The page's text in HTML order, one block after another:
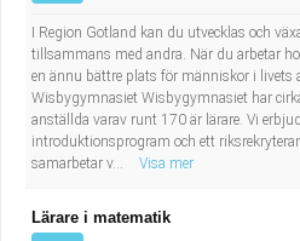
I Region Gotland kan du utvecklas och
tillsammans med andra. När du arbetar
en ännu bättre plats för människor i livets
Wisbygymnasiet Wisbygymnasiet har
anställda varav runt 170 är lärare. Vi
introduktionsprogram och ett
samarbetar v...
Visa mer
Lärare i matematik